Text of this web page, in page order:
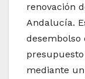
renovación
Andalucía.
desembolso
mediante